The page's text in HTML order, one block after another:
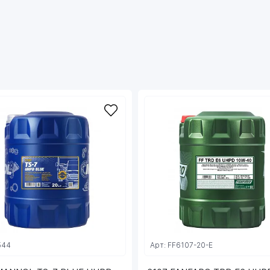
нейтрализации отработавших газов, DPF, TWC,
EGR и SCR за счет применения технологии Low
SAPS;
- Эффективно защищает детали двигателя от
всех видов коррозии;
- Имеет пониженное пенообразование и
эффективно противостоит аэрации;
- Эффективно борется с увеличением усилия
сдвига в процессе эксплуатации, вызванного
ростом вязкости за счёт дисперcии сажи;
- Подходит для двигателей, работающих на
Арт: FF6107-20-E